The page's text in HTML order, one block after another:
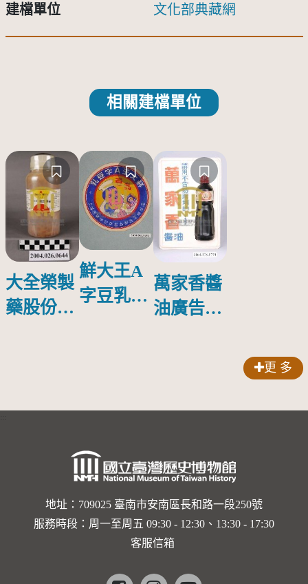
建檔單位 文化部典藏網
相關建檔單位
大全榮製
藥股份有
鮮大王A
字豆乳罐
萬家香醬
油廣告塑
更 多
地址：709025 臺南市安南區長和路一段250號
服務時段：周一至周五 09:30 - 12:30、13:30 - 17:30
客服信箱